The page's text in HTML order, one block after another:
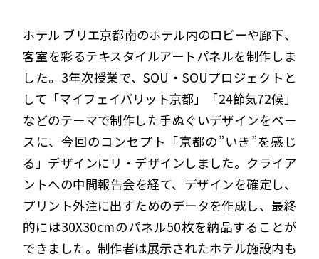
ホテル ブリエ京都南のホテル内のロビーや廊下、
客室を彩るテキスタイルアートパネルを制作しま
した。3年次授業で、SOU・SOUプロジェクトと
して「マイフェイバリット京都」「24節気72候」
などのテーマで制作した手ぬぐいデザインをベー
スに、今回のコンセプト「京都の”いき”を感じ
る」デザインにリ・デザインしました。クライア
ントへの中間報告会を経て、デザインを確定し、
プリント外注に出すためのデータを作成し、最終
的には30X30cmのパネル50枚を納品することが
できました。制作者は展示されたホテル施設内も